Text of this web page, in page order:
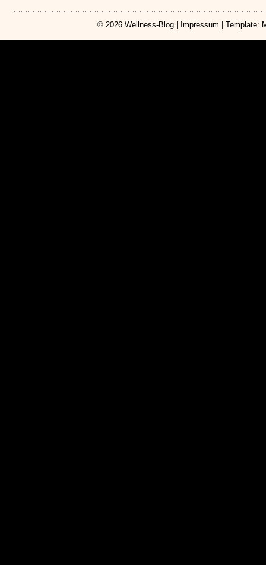
© 2026 Wellness-Blog Impressum | Template: